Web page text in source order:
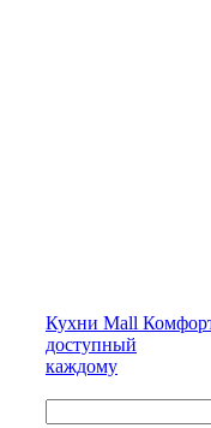
Кухни Mall
доступный
каждому